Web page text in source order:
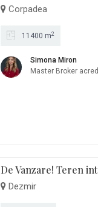
Corpadea
11400 m2
Simona Miron
Master Broker
De Vanzare! Teren
Dezmir